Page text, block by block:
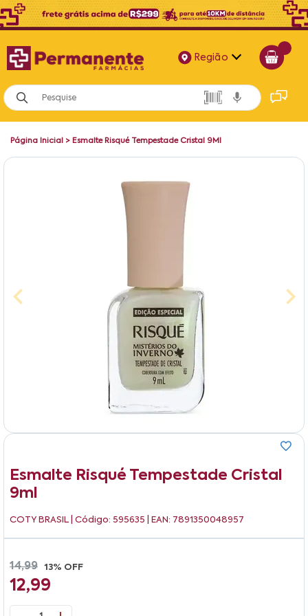
Região
Alagoas
Bahia
Página Inicial > Esmalte Risqué Tempestade Cristal 9Ml
Esmalte Risqué Tempestade Cristal
9ml
COTY BRASIL | Código: 595635 | EAN: 7891350048957
14,99 13% OFF
12,99